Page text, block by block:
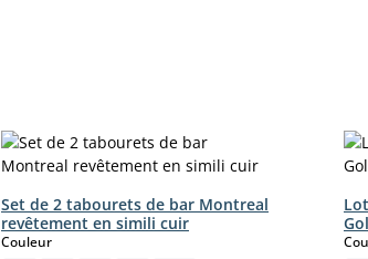
Set de 2 tabourets de bar Montreal
revêtement en simili cuir
Couleurselect